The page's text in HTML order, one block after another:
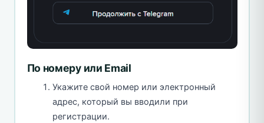
По номеру или Email
Укажите свой номер или электронный
адрес, который вы вводили при
регистрации.